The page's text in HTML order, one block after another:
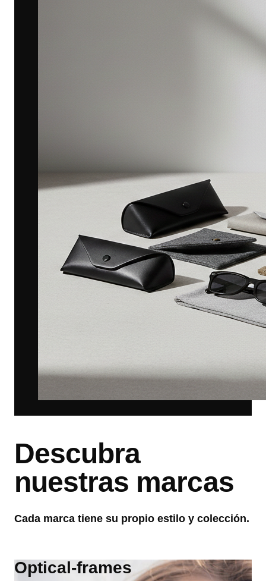
Descubra
nuestras marcas
Cada marca tiene su propio estilo y colección.
Optical-frames